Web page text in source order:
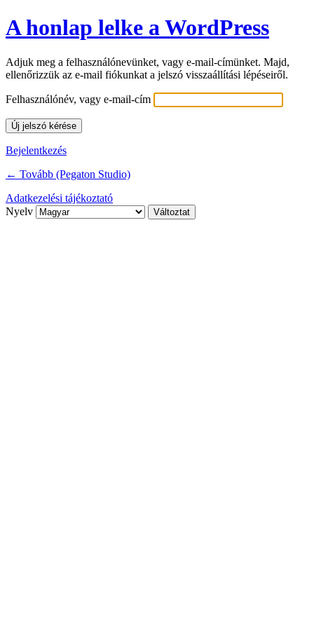
A honlap lelke a WordPress
Adjuk meg a felhasználónevünket, vagy e-mail-címünket. Majd,
ellenőrizzük az e-mail fiókunkat a jelszó visszaállítási lépéseiről.
Felhasználónév, vagy e-mail-cím
Bejelentkezés
← Tovább (Pegaton Studio)
Adatkezelési tájékoztató
Nyelv